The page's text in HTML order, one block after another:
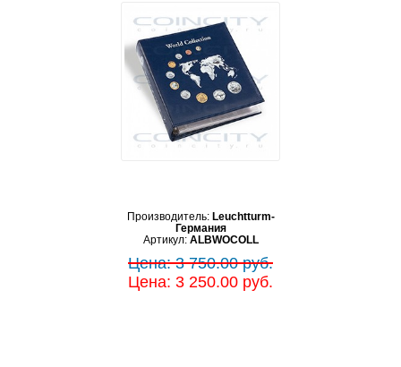
Производитель: Leuchtturm-
Германия
Артикул: ALBWOCOLL
Цена: 3 750.00 руб.
Цена: 3 250.00 руб.